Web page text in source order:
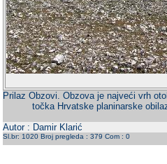
Prilaz Obzovi. Obzova je najveći vrh
točka Hrvatske planinarske
Autor : Damir Klarić
Sl.br: 1020 Broj pregleda : 379 Com : 0